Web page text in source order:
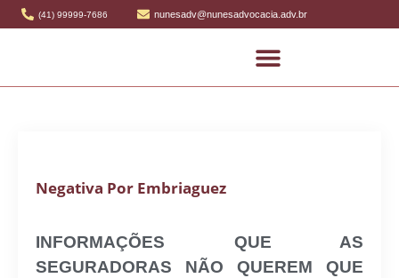
(41) 99999-7686 nunesadv@nunesadvocacia.adv.br
Negativa Por Embriaguez
INFORMAÇÕES QUE AS
SEGURADORAS NÃO QUEREM QUE